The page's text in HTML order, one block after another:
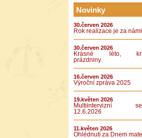
Novinky
30.červen 2026
Rok realizace je za námi
30.červen 2026
Krásné léto,
prázdniny
16.červen 2026
Výroční zpráva 2025
19.květen 2026
Multiintervizní
12.6.2026
11.květen 2026
Ohlédnutí za Dnem